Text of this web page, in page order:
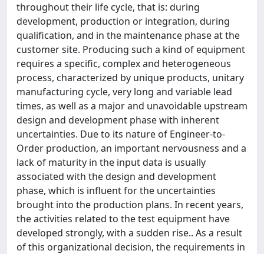
throughout their life cycle, that is: during
development, production or integration, during
qualification, and in the maintenance phase at the
customer site. Producing such a kind of equipment
requires a specific, complex and heterogeneous
process, characterized by unique products, unitary
manufacturing cycle, very long and variable lead
times, as well as a major and unavoidable upstream
design and development phase with inherent
uncertainties. Due to its nature of Engineer-to-
Order production, an important nervousness and a
lack of maturity in the input data is usually
associated with the design and development
phase, which is influent for the uncertainties
brought into the production plans. In recent years,
the activities related to the test equipment have
developed strongly, with a sudden rise.. As a result
of this organizational decision, the requirements in